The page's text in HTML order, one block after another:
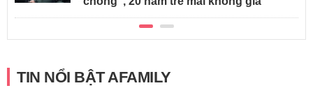
TIN NỔI BẬT AFAMILY